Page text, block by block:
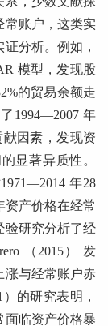
常账户，这类实
分析。例如，
模型，发现股
的贸易余额走
1994—2007 年
因素，发现资
显著异质性。
1971—2014 年28
资产价格在经常
验研究分析了经
（2015） 发
涨与经常账户赤
的研究表明，
面临资产价格暴